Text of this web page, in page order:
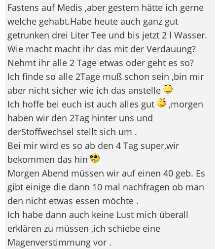
Fastens auf Medis ,aber gestern hätte ich gerne
welche gehabt.Habe heute auch ganz gut
getrunken drei Liter Tee und bis jetzt 2 l Wasser.
Wie macht macht ihr das mit der Verdauung?
Nehmt ihr alle 2 Tage etwas oder geht es so?
Ich finde so alle 2Tage muß schon sein ,bin mir
aber nicht sicher wie ich das anstelle
Ich hoffe bei euch ist auch alles gut
,morgen
haben wir den 2Tag hinter uns und
derStoffwechsel stellt sich um .
Bei mir wird es so ab den 4 Tag super,wir
bekommen das hin
Morgen Abend müssen wir auf einen 40 geb. Es
gibt einige die dann 10 mal nachfragen ob man
den nicht etwas essen möchte .
Ich habe dann auch keine Lust mich überall
erklären zu müssen ,ich schiebe eine
Magenverstimmung vor .